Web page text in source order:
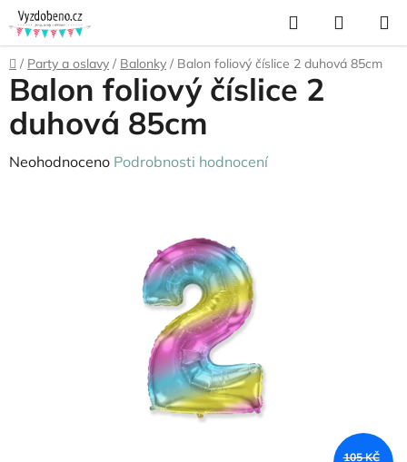
Přejít
na
obsah
Hledat
KOŠÍK
Domů
/ Party a oslavy / Balonky / Balon foliový číslice 2 duhová 85cm
Balon foliový číslice 2
duhová 85cm
Průměrné
Neohodnoceno Podrobnosti hodnocení
105 KČ